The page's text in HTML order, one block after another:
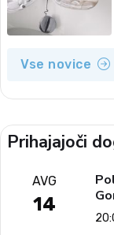
Vse novice
Prihajajoči
AVG
14